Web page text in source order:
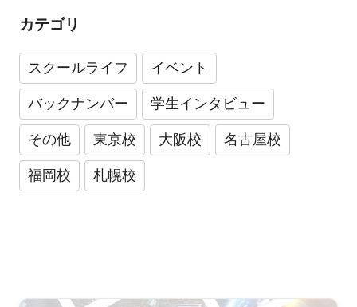
カテゴリ
スクールライフ イベント
バックナンバー 学生インタビュー
その他 東京校 大阪校 名古屋校
福岡校 札幌校